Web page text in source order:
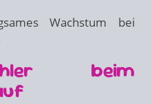
Wachstum bei
beim